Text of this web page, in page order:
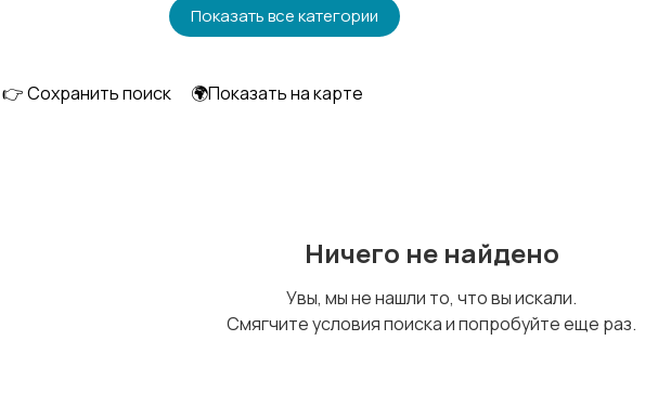
АквариумистикаПоказать все категории
👉 Сохранить поиск 🌍Показать на карте
Ничего не найдено
Увы, мы не нашли то, что вы искали.
Смягчите условия поиска и попробуйте еще раз.